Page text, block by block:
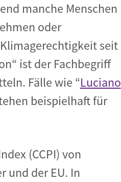
manche Menschen
oder
seit
ist der Fachbegriff
Fälle wie “Luciano
beispielhaft für
(CCPI) von
und der EU. In